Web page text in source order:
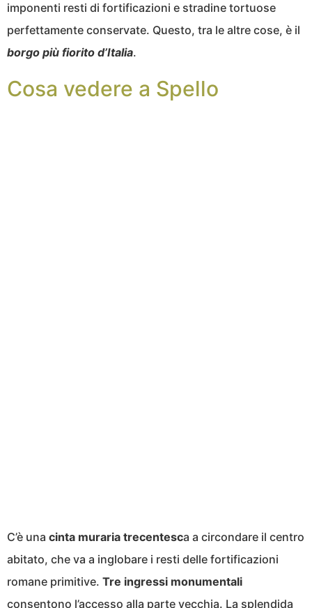
imponenti resti di fortificazioni e stradine tortuose
perfettamente conservate. Questo, tra le altre cose, è il
borgo più fiorito d’Italia.
Cosa vedere a Spello
C’è una cinta muraria trecentesca a circondare il centro
abitato, che va a inglobare i resti delle fortificazioni
romane primitive. Tre ingressi monumentali
consentono l’accesso alla parte vecchia. La splendida